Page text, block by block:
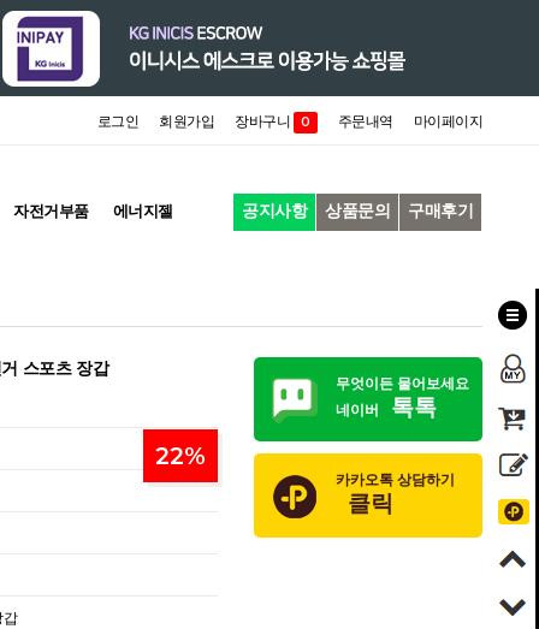
로그인 회원가입 장바구니 0 주문내역 마이페이지
자전거부품 에너지젤 공지사항 상품문의 구매후기
스포츠 장갑
22%
갑
무엇이든 물어보세요
네이버
톡톡
카카오톡 상담하기
클릭